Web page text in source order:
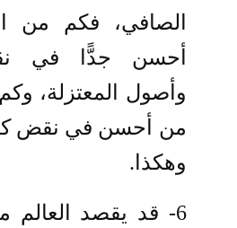
الصافي، فكم من
أحسن جدًّا في
وأصول المعتزلة،
من أحسن في نقض
وهكذا.
6- قد يقصد العالم